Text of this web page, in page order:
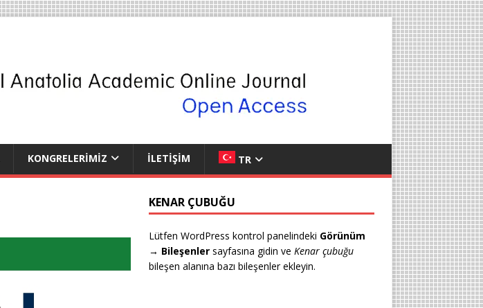
KONGRELERİMİZ İLETİŞİM TR
KENAR ÇUBUĞU
Lütfen WordPress kontrol panelindeki Görünüm
→ Bileşenlersayfasına gidin ve Kenar çubuğu
bileşen alanına bazı bileşenler ekleyin.